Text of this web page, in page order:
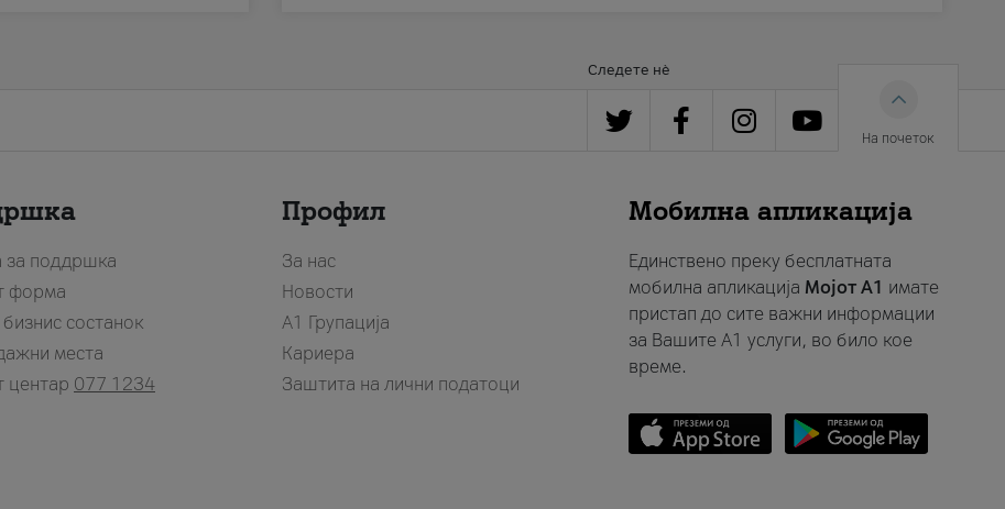
Следете нè
На почеток
за поддршка
форма
состанок
места
центар 077 1234
Профил
За нас
Новости
А1 Групација
Кариера
Заштита на лични податоци
Мобилна апликација
Единствено преку бесплатната
мобилна апликација Мојот A1 имате
пристап до сите важни информации
за Вашите A1 услуги, во било кое
време.